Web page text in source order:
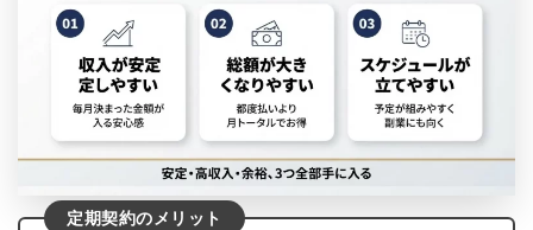
定期契約のメリット